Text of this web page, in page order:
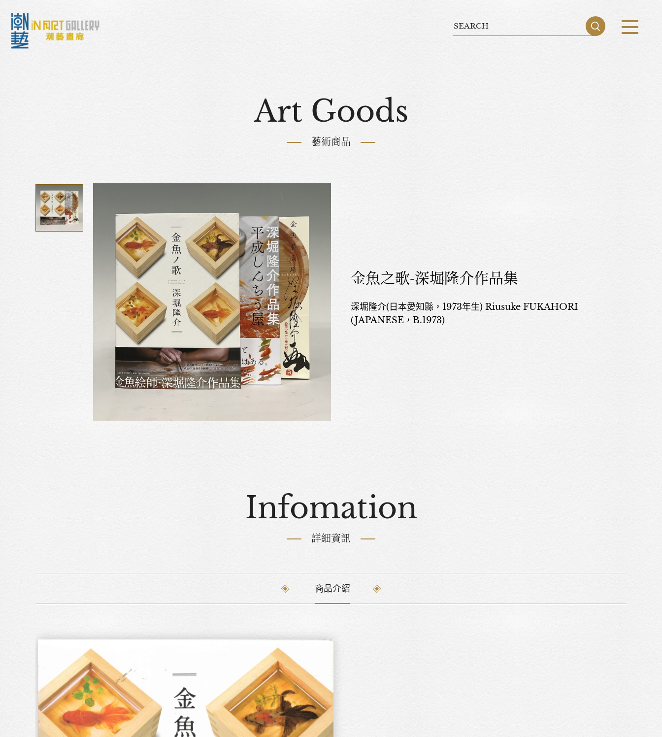
Art Goods
藝術商品
金魚之歌-深堀隆介作品集
深堀隆介(日本愛知縣，1973年生) Riusuke FUKAHORI
(JAPANESE，B.1973)
Infomation
詳細資訊
商品介紹